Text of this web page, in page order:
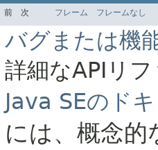
前 次 フレーム フレームなし
バグまたは機
詳細なAPIリ
Java SEのド
には、概念的